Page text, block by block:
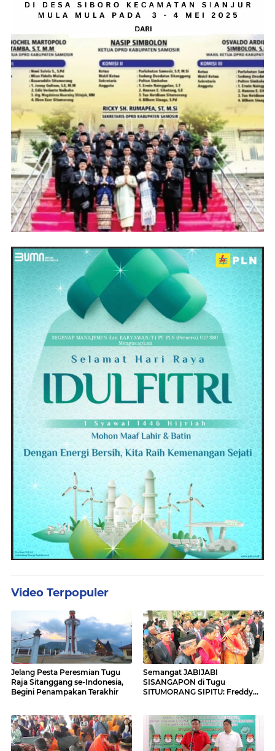
Video Terpopuler
Jelang Pesta Peresmian Tugu
Raja Sitanggang se-Indonesia,
Begini Penampakan Terakhir
Semangat JABIJABI
SISANGAPON di Tugu
SITUMORANG SIPITU: Freddy